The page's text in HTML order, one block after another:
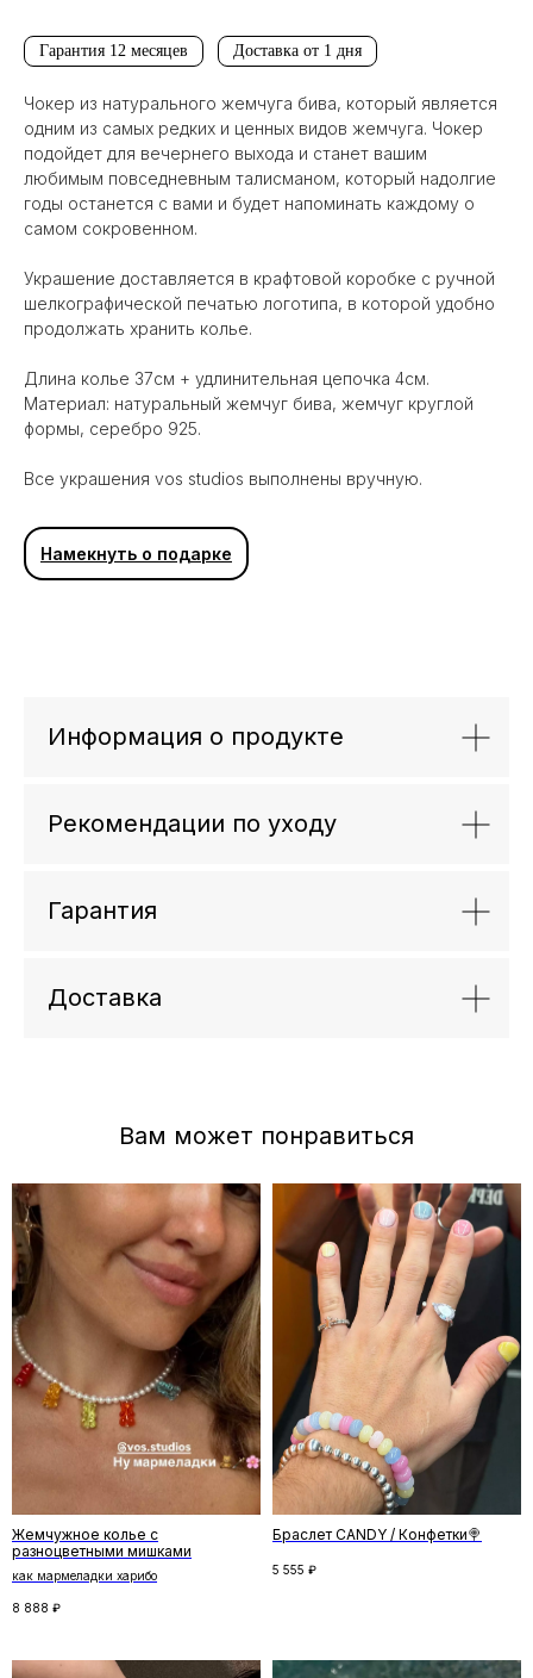
Гарантия 12 месяцев Доставка от 1 дня
Чокер из натурального жемчуга бива, который является
одним из самых редких и ценных видов жемчуга. Чокер
подойдет для вечернего выхода и станет вашим
любимым повседневным талисманом, который надолгие
годы останется с вами и будет напоминать каждому о
самом сокровенном.
Украшение доставляется в крафтовой коробке с ручной
шелкографической печатью логотипа, в которой удобно
продолжать хранить колье.
Длина колье 37см + удлинительная цепочка 4см.
Материал: натуральный жемчуг бива, жемчуг круглой
формы, серебро 925.
Все украшения vos studios выполнены вручную.
Намекнуть о подарке
Информация о продукте
Рекомендации по уходу
Гарантия
Доставка
Вам может понравиться
Жемчужное колье с
разноцветными мишками
как мармеладки харибо
8 888 ₽
Браслет CANDY / Конфетки🍭
5 555 ₽
Отзывы →